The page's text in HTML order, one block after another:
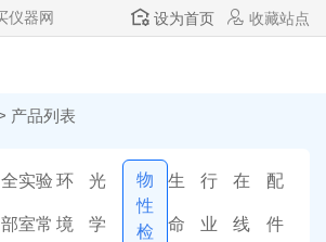
仪器网 设为首页 收藏站点
产品列表
全
部
实验
室常
环
境
光
学
物
性
检
生
命
行
业
在
线
配
件